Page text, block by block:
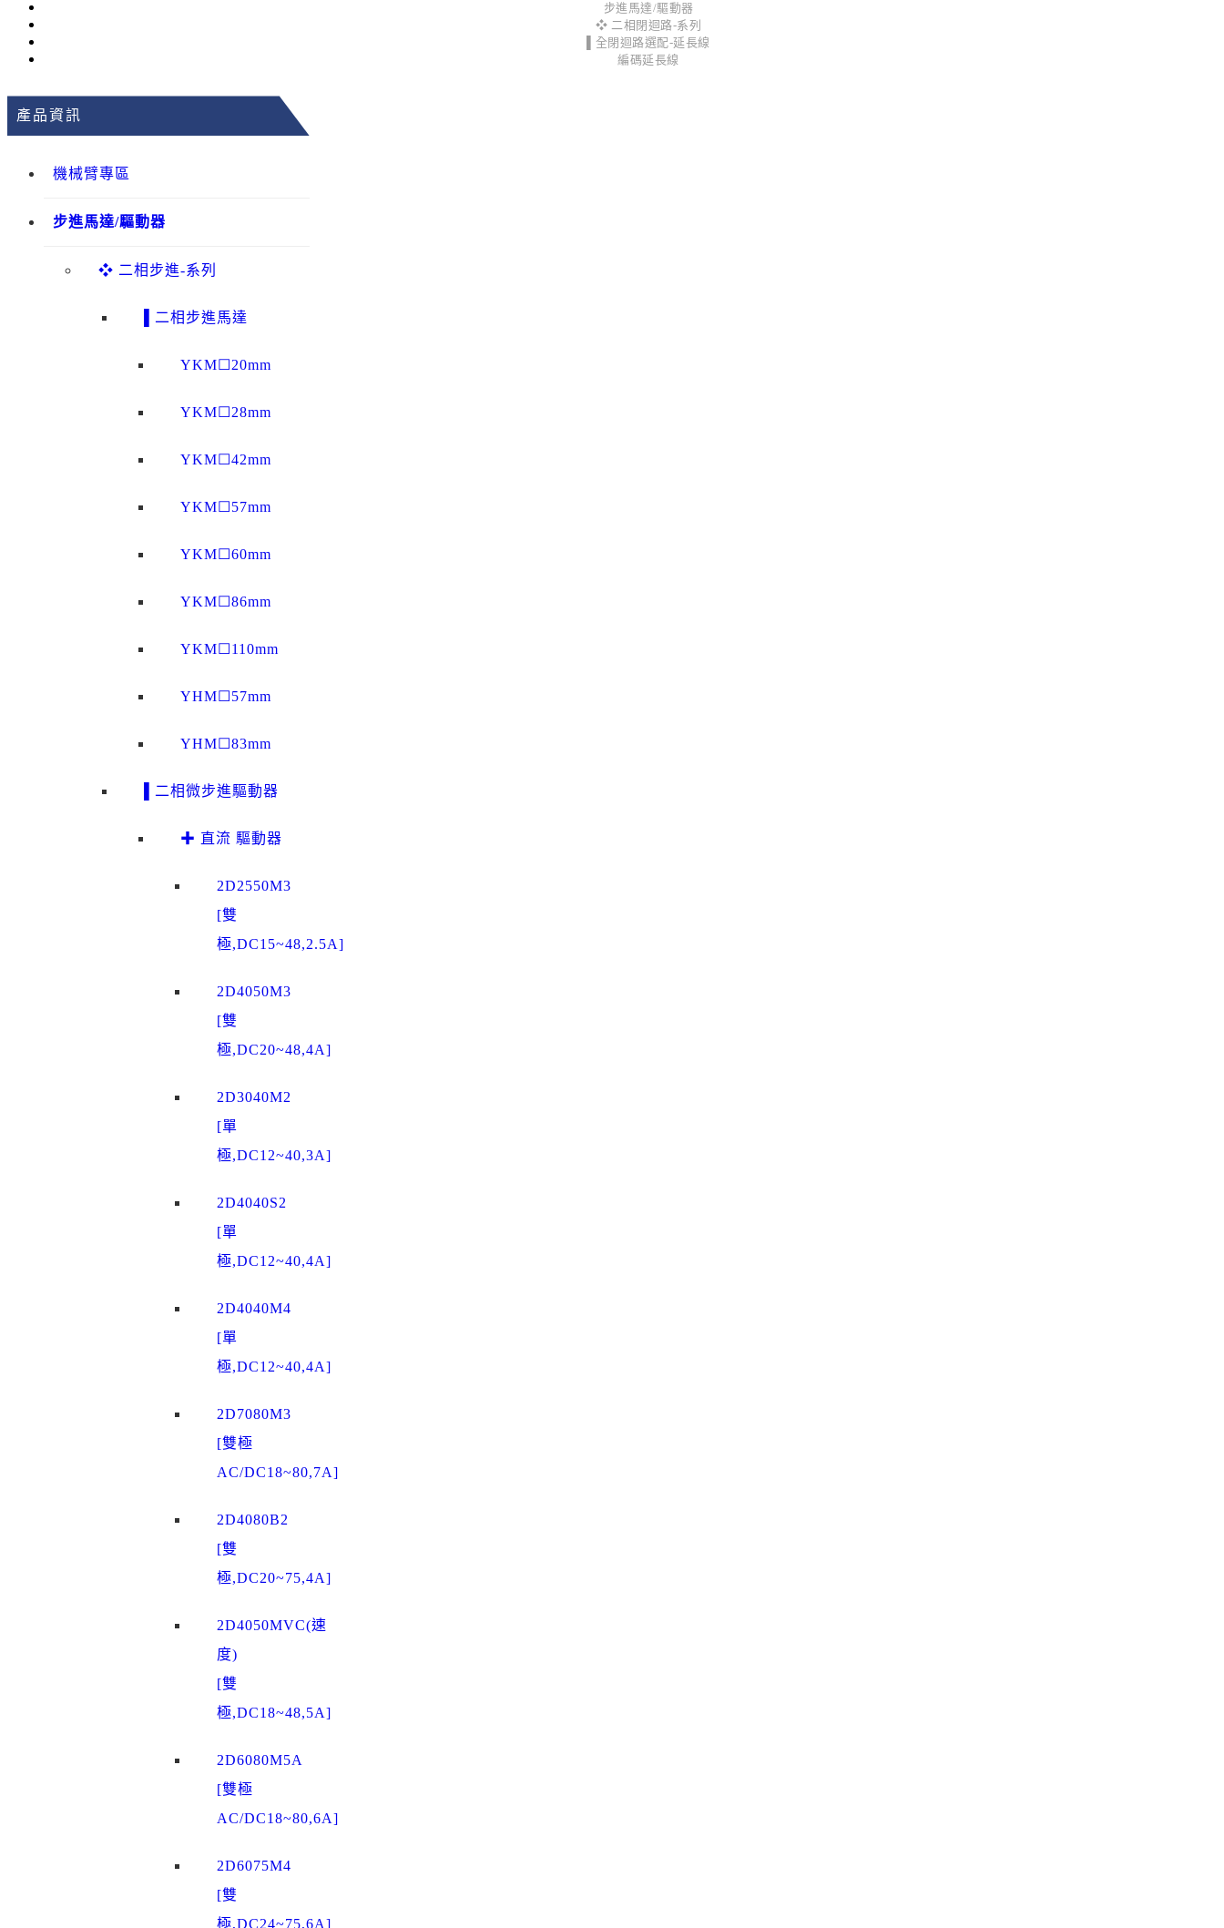
步進馬達/驅動器
❖ 二相閉迴路-系列
▌全閉迴路選配-延長線
編碼延長線
產品資訊
機械臂專區
步進馬達/驅動器
❖ 二相步進-系列
▌二相步進馬達
YKM☐20mm
YKM☐28mm
YKM☐42mm
YKM☐57mm
YKM☐60mm
YKM☐86mm
YKM☐110mm
YHM☐57mm
YHM☐83mm
▌二相微步進驅動器
✚ 直流 驅動器
2D2550M3
[雙
極,DC15~48,2.5A]
2D4050M3
[雙
極,DC20~48,4A]
2D3040M2
[單
極,DC12~40,3A]
2D4040S2
[單
極,DC12~40,4A]
2D4040M4
[單
極,DC12~40,4A]
2D7080M3
[雙極
AC/DC18~80,7A]
2D4080B2
[雙
極,DC20~75,4A]
2D4050MVC(速
度)
[雙
極,DC18~48,5A]
2D6080M5A
[雙極
AC/DC18~80,6A]
2D6075M4
[雙
極,DC24~75,6A]